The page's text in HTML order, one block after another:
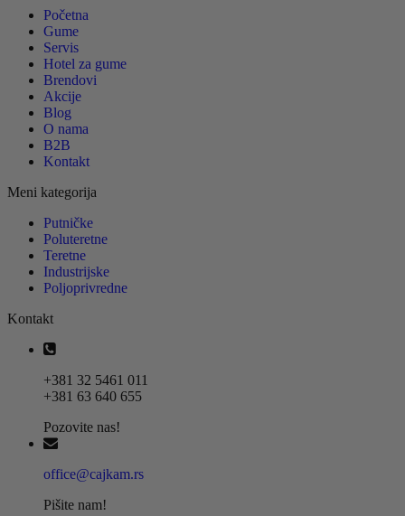
Početna
Gume
Servis
Hotel za gume
Brendovi
Akcije
Blog
O nama
B2B
Kontakt
Meni kategorija
Putničke
Poluteretne
Teretne
Industrijske
Poljoprivredne
Kontakt
+381 32 5461 011
+381 63 640 655
Pozovite nas!
office@cajkam.rs
Pišite nam!